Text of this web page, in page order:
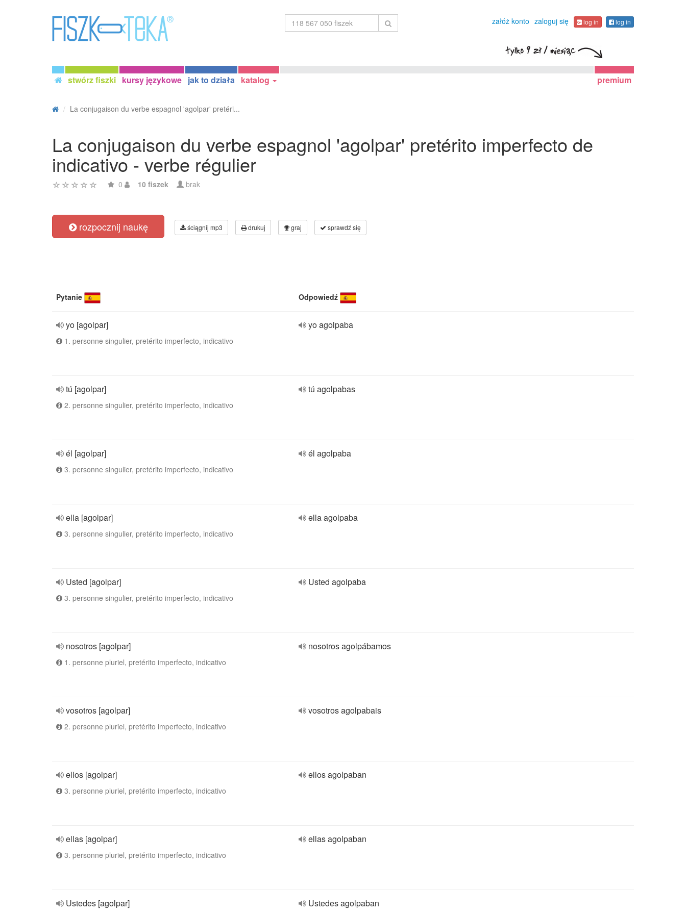
załóż konto zaloguj się log in log in
stwórz fiszki kursy językowe jak to działa katalog premium
La conjugaison du verbe espagnol 'agolpar' pretéri...
La conjugaison du verbe espagnol 'agolpar' pretérito imperfecto de
indicativo - verbe régulier
0 10 fiszek brak
rozpocznij naukę ściągnij mp3 drukuj graj sprawdź się
Pytanie Odpowiedź
yo [agolpar]
1. personne singulier, pretérito imperfecto, indicativo
yo agolpaba
tú [agolpar]
2. personne singulier, pretérito imperfecto, indicativo
tú agolpabas
él [agolpar]
3. personne singulier, pretérito imperfecto, indicativo
él agolpaba
ella [agolpar]
3. personne singulier, pretérito imperfecto, indicativo
ella agolpaba
Usted [agolpar]
3. personne singulier, pretérito imperfecto, indicativo
Usted agolpaba
nosotros [agolpar]
1. personne pluriel, pretérito imperfecto, indicativo
nosotros agolpábamos
vosotros [agolpar]
2. personne pluriel, pretérito imperfecto, indicativo
vosotros agolpabais
ellos [agolpar]
3. personne pluriel, pretérito imperfecto, indicativo
ellos agolpaban
ellas [agolpar]
3. personne pluriel, pretérito imperfecto, indicativo
ellas agolpaban
Ustedes [agolpar] Ustedes agolpaban